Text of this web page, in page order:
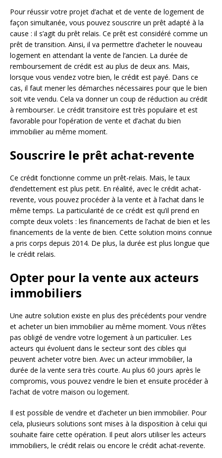
Pour réussir votre projet d’achat et de vente de logement de
façon simultanée, vous pouvez souscrire un prêt adapté à la
cause : il s’agit du prêt relais. Ce prêt est considéré comme un
prêt de transition. Ainsi, il va permettre d’acheter le nouveau
logement en attendant la vente de l’ancien. La durée de
remboursement de crédit est au plus de deux ans. Mais,
lorsque vous vendez votre bien, le crédit est payé. Dans ce
cas, il faut mener les démarches nécessaires pour que le bien
soit vite vendu. Cela va donner un coup de réduction au crédit
à rembourser. Le crédit transitoire est très populaire et est
favorable pour l’opération de vente et d’achat du bien
immobilier au même moment.
Souscrire le prêt achat-revente
Ce crédit fonctionne comme un prêt-relais. Mais, le taux
d’endettement est plus petit. En réalité, avec le crédit achat-
revente, vous pouvez procéder à la vente et à l’achat dans le
même temps. La particularité de ce crédit est qu’il prend en
compte deux volets : les financements de l’achat de bien et les
financements de la vente de bien. Cette solution moins connue
a pris corps depuis 2014. De plus, la durée est plus longue que
le crédit relais.
Opter pour la vente aux acteurs
immobiliers
Une autre solution existe en plus des précédents pour vendre
et acheter un bien immobilier au même moment. Vous n’êtes
pas obligé de vendre votre logement à un particulier. Les
acteurs qui évoluent dans le secteur sont des cibles qui
peuvent acheter votre bien. Avec un acteur immobilier, la
durée de la vente sera très courte. Au plus 60 jours après le
compromis, vous pouvez vendre le bien et ensuite procéder à
l’achat de votre maison ou logement.
Il est possible de vendre et d’acheter un bien immobilier. Pour
cela, plusieurs solutions sont mises à la disposition à celui qui
souhaite faire cette opération. Il peut alors utiliser les acteurs
immobiliers, le crédit relais ou encore le crédit achat-revente.